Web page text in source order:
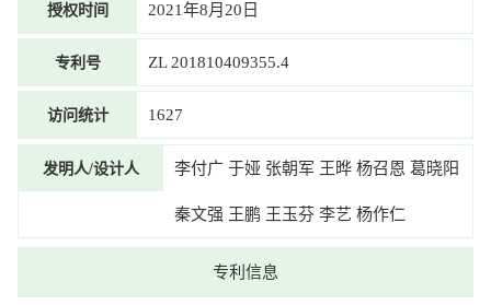
授权时间 2021年8月20日
专利号 ZL 201810409355.4
访问统计 1627
发明人/设计人 李付广 于娅 张朝军 王晔 杨召恩 葛晓阳
秦文强 王鹏 王玉芬 李艺 杨作仁
专利信息